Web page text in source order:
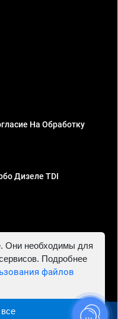
На Обработку
Дизеле TDI
781302555843,
- Автосервис
Они необходимы для
Подробнее
файлов